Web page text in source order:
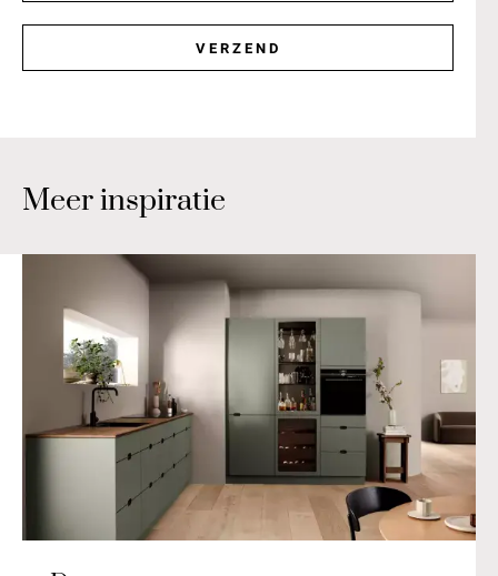
VERZEND
Meer inspiratie